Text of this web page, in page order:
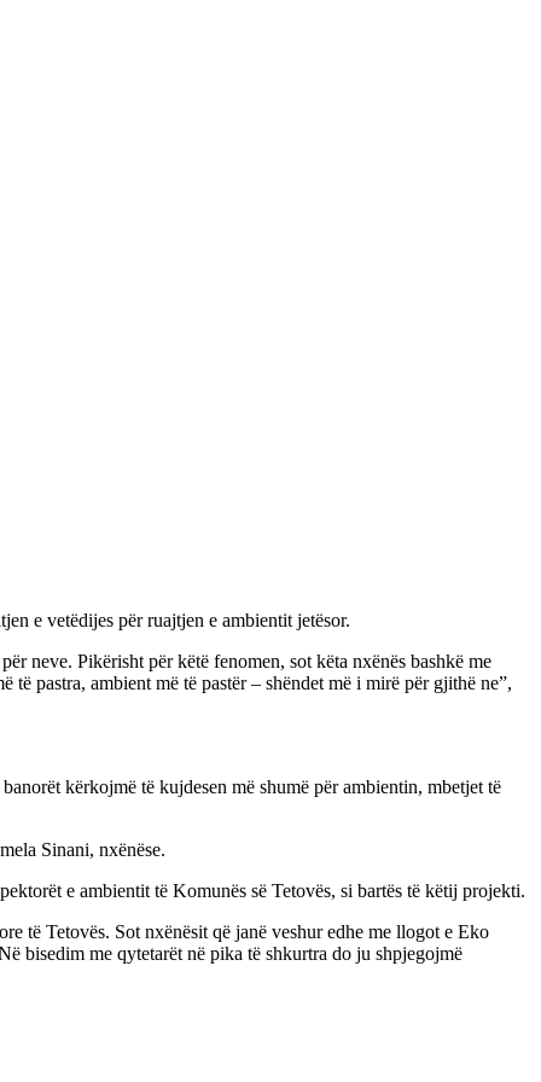
e vetëdijes për ruajtjen e ambientit jetësor.
neve. Pikërisht për këtë fenomen, sot këta nxënës bashkë me
të pastra, ambient më të pastër – shëndet më i mirë për gjithë ne”,
kërkojmë të kujdesen më shumë për ambientin, mbetjet të
Sinani, nxënëse.
e ambientit të Komunës së Tetovës, si bartës të këtij projekti.
të Tetovës. Sot nxënësit që janë veshur edhe me llogot e Eko
bisedim me qytetarët në pika të shkurtra do ju shpjegojmë